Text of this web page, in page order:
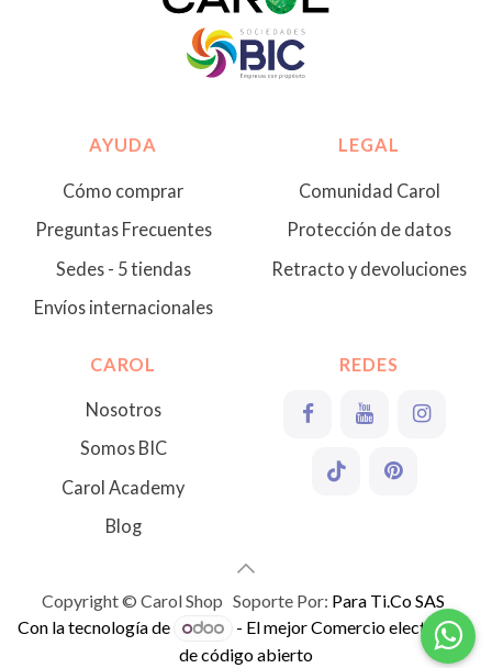
AYUDA
Cómo comprar
Preguntas Frecuentes
Sedes - 5 tiendas
Envíos internacionales
LEGAL
Comunidad Carol
Protección de datos
Retracto y devoluciones
CAROL
Nosotros
Somos BIC
Carol Academy
Blog
REDES
Copyright © Carol Shop Soporte Por: Para Ti.Co SAS
Con la tecnología de
- El mejorComercio electrónico
de código abierto